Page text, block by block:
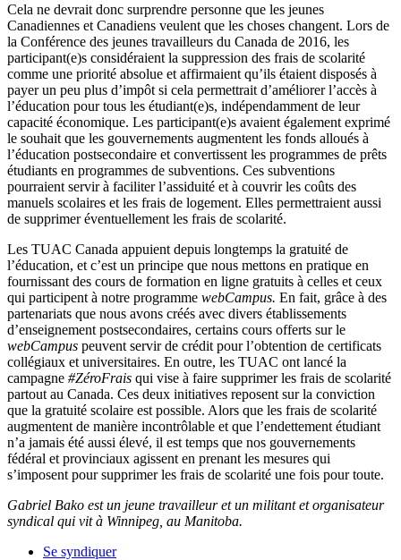
Cela ne devrait donc surprendre personne que les jeunes
Canadiennes et Canadiens veulent que les choses changent. Lors de
la Conférence des jeunes travailleurs du Canada de 2016, les
participant(e)s considéraient la suppression des frais de scolarité
comme une priorité absolue et affirmaient qu’ils étaient disposés à
payer un peu plus d’impôt si cela permettrait d’améliorer l’accès à
l’éducation pour tous les étudiant(e)s, indépendamment de leur
capacité économique. Les participant(e)s avaient également exprimé
le souhait que les gouvernements augmentent les fonds alloués à
l’éducation postsecondaire et convertissent les programmes de prêts
étudiants en programmes de subventions. Ces subventions
pourraient servir à faciliter l’assiduité et à couvrir les coûts des
manuels scolaires et les frais de logement. Elles permettraient aussi
de supprimer éventuellement les frais de scolarité.
Les TUAC Canada appuient depuis longtemps la gratuité de
l’éducation, et c’est un principe que nous mettons en pratique en
fournissant des cours de formation en ligne gratuits à celles et ceux
qui participent à notre programme webCampus. En fait, grâce à des
partenariats que nous avons créés avec divers établissements
d’enseignement postsecondaires, certains cours offerts sur le
webCampus peuvent servir de crédit pour l’obtention de certificats
collégiaux et universitaires. En outre, les TUAC ont lancé la
campagne #ZéroFrais qui vise à faire supprimer les frais de scolarité
partout au Canada. Ces deux initiatives reposent sur la conviction
que la gratuité scolaire est possible. Alors que les frais de scolarité
augmentent de manière incontrôlable et que l’endettement étudiant
n’a jamais été aussi élevé, il est temps que nos gouvernements
fédéral et provinciaux agissent en prenant les mesures qui
s’imposent pour supprimer les frais de scolarité une fois pour toute.
Gabriel Bako est un jeune travailleur et un militant et organisateur
syndical qui vit à Winnipeg, au Manitoba.
Se syndiquer